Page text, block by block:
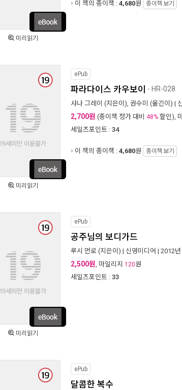
미리읽기
이 책의 종이책 : 4,680원 종이책 보기
미리읽기
ePub
파라다이스 카우보이 - HR-028
샤나 그레이 (지은이), 권수미 (옮긴이) |
2,700원 (종이책 정가 대비 48% 할인),
세일즈포인트 : 34
이 책의 종이책 : 4,680원 종이책 보기
미리읽기
ePub
공주님의 보디가드
루시 먼로 (지은이) | 신영미디어 | 2012년
2,500원, 마일리지 120원
세일즈포인트 : 33
ePub
달콤한 복수